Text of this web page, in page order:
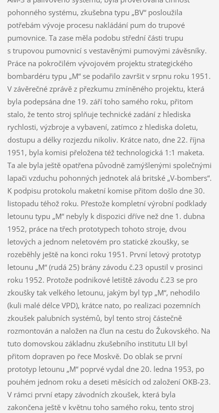
pohonného systému, zkušebna typu „BV“ posloužila
potřebám vývoje procesu nakládání pum do trupové
pumovnice. Ta zase měla podobu střední části trupu
s trupovou pumovnicí s vestavěnými pumovými závěsníky.
Práce na pokročilém vývojovém projektu strategického
bombardéru typu „M“ se podařilo završit v srpnu roku 1951.
V závěrečné zprávě z přezkumu zmíněného projektu, která
byla podepsána dne 19. září toho samého roku, přitom
stalo, že tento stroj splňuje technické zadání z hlediska
rychlosti, výzbroje a vybavení, zatímco z hlediska doletu,
dostupu a délky rozjezdu nikoliv. Krátce nato, dne 22. října
1951, byla komisi přeložena též technologická 1:1 maketa.
Ta ale byla ještě opatřena původně zamýšlenými společnými
lapači vzduchu pohonných jednotek alá britské „V-bombers“.
K podpisu protokolu maketní komise přitom došlo dne 30.
listopadu téhož roku. Přestože kompletní výrobní podklady
letounu typu „M“ nebyly k dispozici dříve než dne 1. dubna
1952, práce na třech prototypech tohoto stroje, dvou
letových a jednom neletovém pro statické zkoušky, se
rozeběhly ještě na konci roku 1951. První letový prototyp
letounu „M“ (rudá 25) brány závodu č.23 opustil v prosinci
roku 1952. Protože podnikové letiště závodu č.23 se pro
zkoušky tak velkého letounu, jakým byl typ „M“, nehodilo
(kuli malé délce VPD), krátce nato, po realizaci pozemních
zkoušek palubních systémů, byl tento stroj částečně
rozmontován a naložen na člun na cestu do Žukovského. Na
tuto domovskou základnu zkušebního institutu LII byl
přitom dopraven po řece Moskvě. Do oblak se první
prototyp letounu „M“ poprvé vydal dne 20. ledna 1953, po
pouhém jednom roku a deseti měsících od založení OKB-23.
V rámci první etapy závodních zkoušek, která byla
zakončena ještě v květnu toho samého roku, tento stroj